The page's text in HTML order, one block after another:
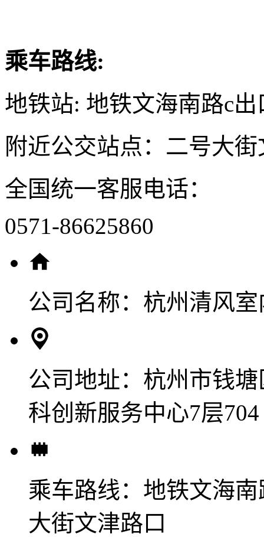
乘车路线:
地铁站: 地铁文海南路c出
附近公交站点：二号大
全国统一客服电话：
0571-86625860
公司名称： 杭州清风
公司地址： 杭州市钱
科创新服务中心7层704
乘车路线： 地铁文海
大街文津路口